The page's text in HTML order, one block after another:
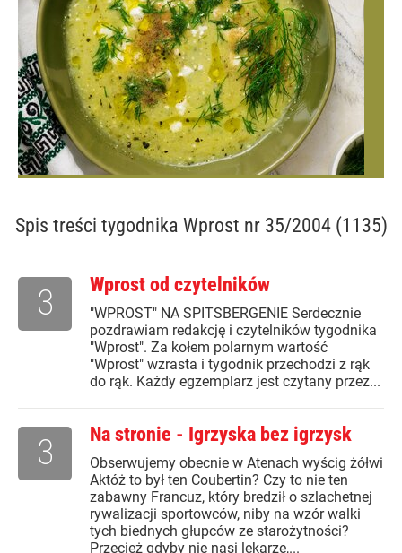
Spis treści tygodnika Wprost nr 35/2004 (1135)
Wprost od czytelników
"WPROST" NA SPITSBERGENIE Serdecznie
pozdrawiam redakcję i czytelników tygodnika
"Wprost". Za kołem polarnym wartość
"Wprost" wzrasta i tygodnik przechodzi z rąk
do rąk. Każdy egzemplarz jest czytany przez...
3
Na stronie - Igrzyska bez igrzysk
Obserwujemy obecnie w Atenach wyścig żółwi
Aktóż to był ten Coubertin? Czy to nie ten
zabawny Francuz, który bredził o szlachetnej
rywalizacji sportowców, niby na wzór walki
tych biednych głupców ze starożytności?
Przecież gdyby nie nasi lekarze,...
3